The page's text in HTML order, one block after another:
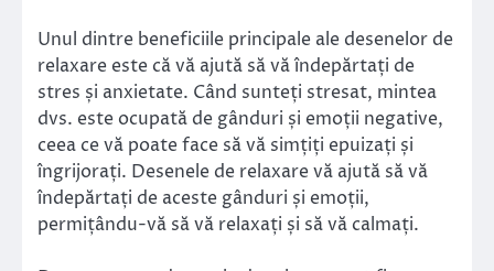
Unul dintre beneficiile principale ale desenelor de
relaxare este că vă ajută să vă îndepărtați de
stres și anxietate. Când sunteți stresat, mintea
dvs. este ocupată de gânduri și emoții negative,
ceea ce vă poate face să vă simțiți epuizați și
îngrijorați. Desenele de relaxare vă ajută să vă
îndepărtați de aceste gânduri și emoții,
permițându-vă să vă relaxați și să vă calmați.